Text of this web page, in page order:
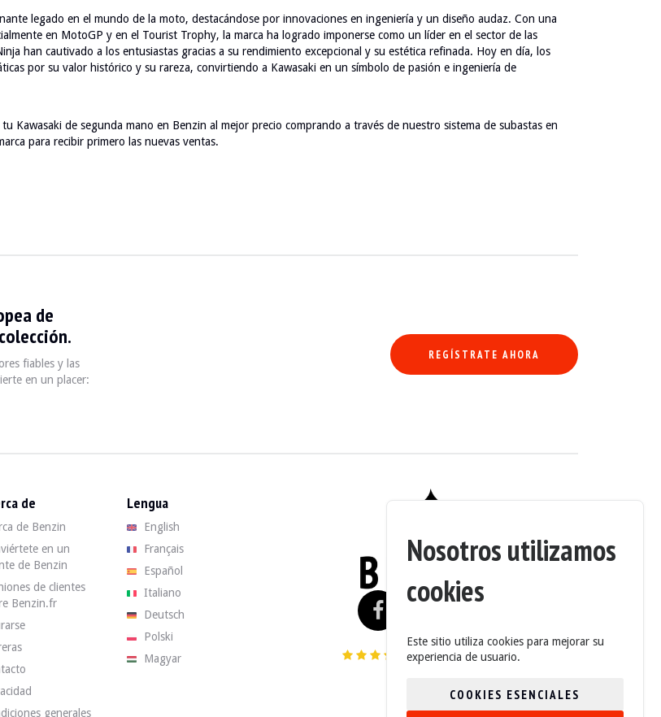
legado en el mundo de la moto, destacándose por innovaciones en ingeniería y un diseño audaz. Con una
en MotoGP y en el Tourist Trophy, la marca ha logrado imponerse como un líder en el sector de las
han cautivado a los entusiastas gracias a su rendimiento excepcional y su estética refinada. Hoy en día, los
por su valor histórico y su rareza, convirtiendo a Kawasaki en un símbolo de pasión e ingeniería de
Kawasaki de segunda mano en Benzin al mejor precio comprando a través de nuestro sistema de subastas en
para recibir primero las nuevas ventas.
de
fiables y las
en un placer:
REGÍSTRATE AHORA
de
de Benzin
en un
de Benzin
de clientes
Benzin.fr
generales
Lengua
English
Français
Español
Italiano
Deutsch
Polski
Magyar
4.6/5 (235 Opiniones)
Nosotros utilizamos
cookies
Este sitio utiliza cookies para mejorar su
experiencia de usuario.
COOKIES ESENCIALES